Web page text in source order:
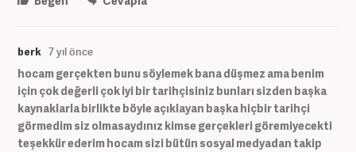
berk 7 yıl önce
hocam gerçekten bunu söylemek bana düşmez ama benim
için çok değerli çok iyi bir tarihçisiniz bunları sizden başka
kaynaklarla birlikte böyle açıklayan başka hiçbir tarihçi
görmedim siz olmasaydınız kimse gerçekleri göremiyecekti
teşekkür ederim hocam sizi bütün sosyal medyadan takip